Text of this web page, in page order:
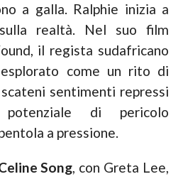
a galla. Ralphie inizia a
realtà. Nel suo film
il regista sudafricano
come un rito di
sentimenti repressi
di pericolo
a pressione.
Song, con Greta Lee,